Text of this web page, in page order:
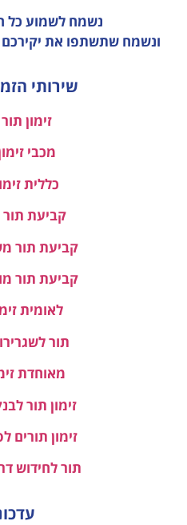
נשמח לשמוע כל
ונשמח שתשתפו את יקירכם
שירותי
זימון
מכבי
כללית
קביעת תור
קביעת תור
קביעת תור
לאומית
תור
מאוחדת
זימון תור
זימון תורים
תור לחידוש